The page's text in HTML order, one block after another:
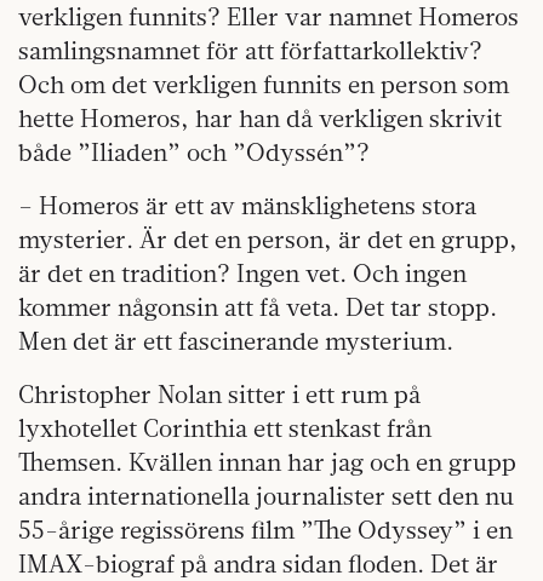
verkligen funnits? Eller var namnet Homeros
samlingsnamnet för att författarkollektiv?
Och om det verkligen funnits en person som
hette Homeros, har han då verkligen skrivit
både ”Iliaden” och ”Odyssén”?
– Homeros är ett av mänsklighetens stora
mysterier. Är det en person, är det en grupp,
är det en tradition? Ingen vet. Och ingen
kommer någonsin att få veta. Det tar stopp.
Men det är ett fascinerande mysterium.
Christopher Nolan sitter i ett rum på
lyxhotellet Corinthia ett stenkast från
Themsen. Kvällen innan har jag och en grupp
andra internationella journalister sett den nu
55-årige regissörens film ”The Odyssey” i en
IMAX-biograf på andra sidan floden. Det är